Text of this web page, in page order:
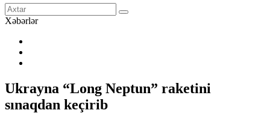
Xəbərlər
Ukrayna “Long Neptun” raketini
sınaqdan keçirib